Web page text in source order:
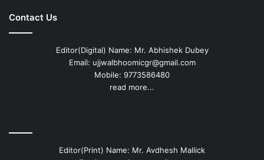
Contact Us
Editor(Digital) Name: Mr. Abhishek Dubey
Email: ujjwalbhoomicgr@gmail.com
Mobile: 9773586480
read more...
Editor(Print) Name: Mr. Avdhesh Mallick